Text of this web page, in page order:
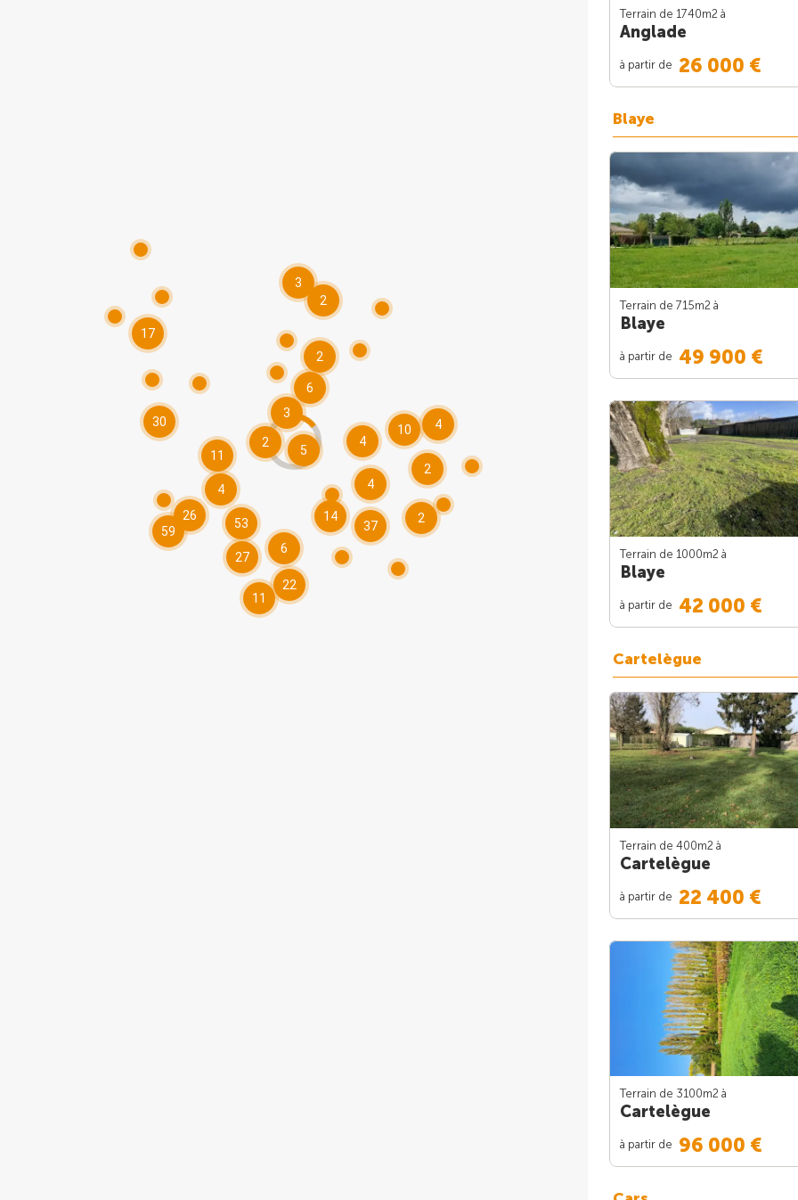
26
30
37
11
59
22
53 14
4
10
27
17
11
6
6
5
2
4
2
4
3
2
3
2
4
2
Terrain de 1740m2 à
Anglade
à partir de 26 000 €
Blaye
Terrain de 715m2 à
Blaye
à partir de 49 900 €
Terrain de 1000m2 à
Blaye
à partir de 42 000 €
Cartelègue
Terrain de 400m2 à
Cartelègue
à partir de 22 400 €
Terrain de 3100m2 à
Cartelègue
à partir de 96 000 €